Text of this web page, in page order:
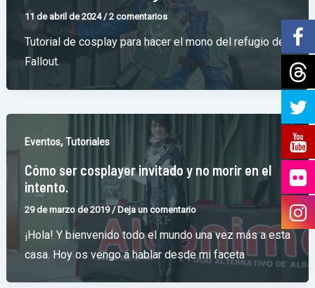
11 de abril de 2024/2 comentarios
Tutorial de cosplay para hacer el mono del refugio de
Fallout.
Eventos,Tutoriales
Cómo ser cosplayer invitado y no morir en el
intento.
29 de marzo de 2019 / Deja un comentario
¡Hola! Y bienvenido todo el mundo una vez más a esta
casa. Hoy os vengo a hablar desde mi faceta